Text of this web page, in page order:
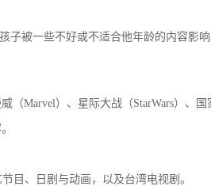
子被一些不好或不适合他年龄的内容影响
（Marvel）、星际大战（StarWars）、国
目、日剧与动画，以及台湾电视剧。